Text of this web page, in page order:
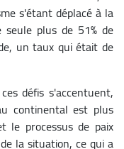
s'étant déplacé à la
plus de 51% de
un taux qui était de
défis s'accentuent,
continental est plus
le processus de paix
la situation, ce qui a